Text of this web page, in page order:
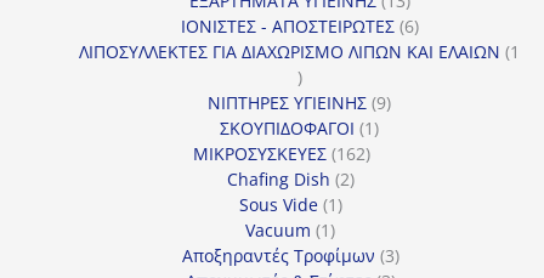
προϊόντα
ΙΟΝΙΣΤΕΣ - ΑΠΟΣΤΕΙΡΩΤΕΣ 66
προϊόντα
ΛΙΠΟΣΥΛΛΕΚΤΕΣ ΓΙΑ ΔΙΑΧΩΡΙΣΜΟ ΛΙΠΩΝ ΚΑΙ ΕΛΑΙΩΝ 1
1
προϊόν
ΝΙΠΤΗΡΕΣ ΥΓΙΕΙΝΗΣ 99
ΣΚΟΥΠΙΔΟΦΑΓΟΙ 11
ΜΙΚΡΟΣΥΣΚΕΥΕΣ 162162
Chafing Dish 22
Sous Vide 11
Vacuum 11
προϊόν
Αποξηραντές Τροφίμων 33